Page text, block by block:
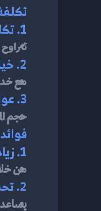
1. تكلفة الاشتراكات الشهرية
تتراوح بين 50 و300 دولار
2. خيارات التقسيط
مع
3. عوامل تؤثر على التكلفة
حجم
1. زيادة المبيعات
من
2. تحسين الكفاءة التشغيلية